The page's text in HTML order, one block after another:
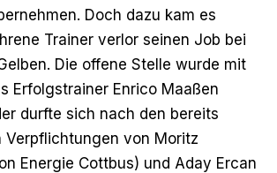
Doch dazu kam es
Trainer verlor seinen Job bei
Die offene Stelle wurde mit
Erfolgstrainer Enrico Maaßen
durfte sich nach den bereits
Verpflichtungen von Moritz
Energie Cottbus) und Aday Ercan